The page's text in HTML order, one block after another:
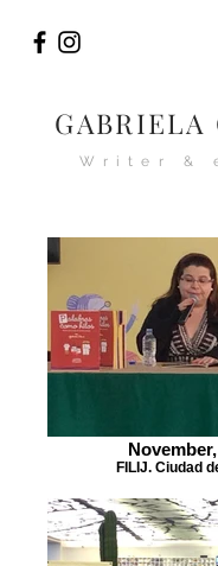
GABRIELA
Writer &
FILIJ. Ciudad